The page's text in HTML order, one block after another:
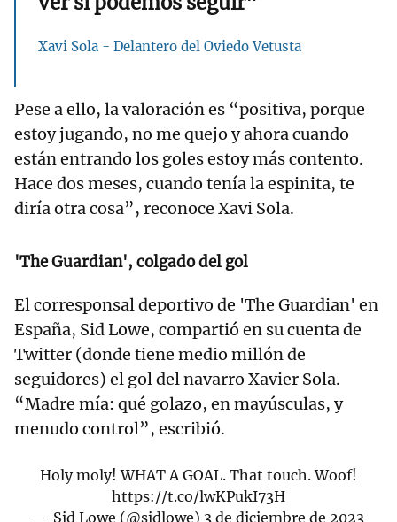
Xavi Sola - Delantero del Oviedo Vetusta
Pese a ello, la valoración es “positiva, porque
estoy jugando, no me quejo y ahora cuando
están entrando los goles estoy más contento.
Hace dos meses, cuando tenía la espinita, te
diría otra cosa”, reconoce Xavi Sola.
'The Guardian', colgado del gol
El corresponsal deportivo de 'The Guardian' en
España, Sid Lowe, compartió en su cuenta de
Twitter (donde tiene medio millón de
seguidores) el gol del navarro Xavier Sola.
“Madre mía: qué golazo, en mayúsculas, y
menudo control”, escribió.
Holy moly! WHAT A GOAL. That touch. Woof!
https://t.co/lwKPukI73H
— Sid Lowe (@sidlowe) 3 de diciembre de 2023